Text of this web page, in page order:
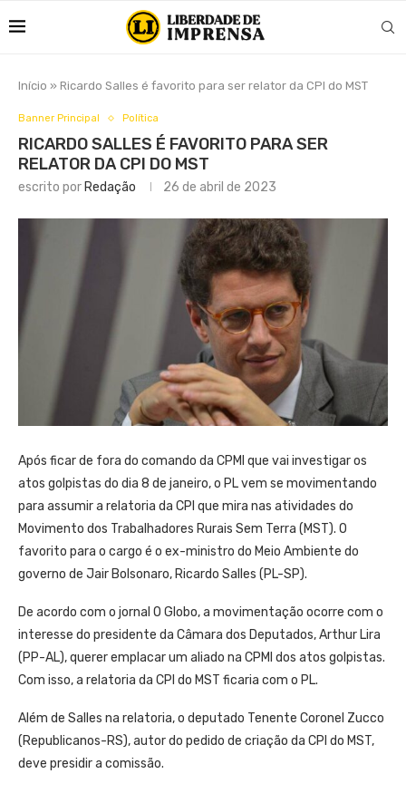
Início » Ricardo Salles é favorito para ser relator da CPI do MST
Banner Principal Política
RICARDO SALLES É FAVORITO PARA SER
RELATOR DA CPI DO MST
escrito por Redação 26 de abril de 2023
Após ficar de fora do comando da CPMI que vai investigar os
atos golpistas do dia 8 de janeiro, o PL vem se movimentando
para assumir a relatoria da CPI que mira nas atividades do
Movimento dos Trabalhadores Rurais Sem Terra (MST). O
favorito para o cargo é o ex-ministro do Meio Ambiente do
governo de Jair Bolsonaro, Ricardo Salles (PL-SP).
De acordo com o jornal O Globo, a movimentação ocorre com o
interesse do presidente da Câmara dos Deputados, Arthur Lira
(PP-AL), querer emplacar um aliado na CPMI dos atos golpistas.
Com isso, a relatoria da CPI do MST ficaria com o PL.
Além de Salles na relatoria, o deputado Tenente Coronel Zucco
(Republicanos-RS), autor do pedido de criação da CPI do MST,
deve presidir a comissão.